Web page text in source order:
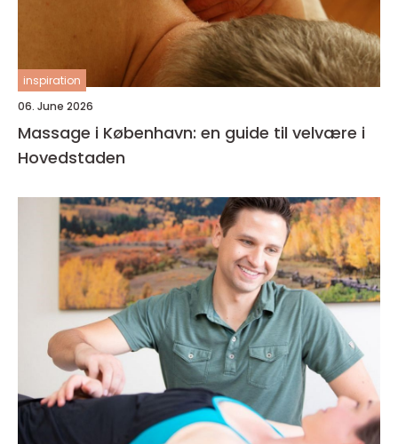
inspiration
06. June 2026
Massage i København: en guide til velvære i
Hovedstaden